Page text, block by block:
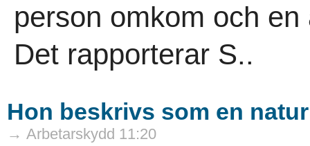
person omkom och
Det rapporterar S..
Hon beskrivs som en
→ Arbetarskydd 11:20